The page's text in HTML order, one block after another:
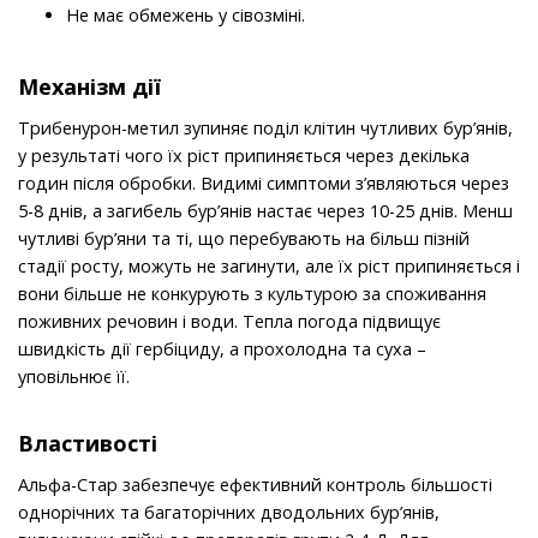
Не має обмежень у сівозміні.
Механізм дії
Трибенурон-метил зупиняє поділ клітин чутливих бур’янів,
у результаті чого їх ріст припиняється через декілька
годин після обробки. Видимі симптоми з’являються через
5-8 днів, а загибель бур’янів настає через 10-25 днів. Менш
чутливі бур’яни та ті, що перебувають на більш пізній
стадії росту, можуть не загинути, але їх ріст припиняється і
вони більше не конкурують з культурою за споживання
поживних речовин і води. Тепла погода підвищує
швидкість дії гербіциду, а прохолодна та суха –
уповільнює її.
Властивості
Альфа-Стар забезпечує ефективний контроль більшості
однорічних та багаторічних дводольних бур’янів,